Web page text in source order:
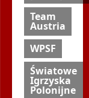
Team
Austria
WPSF
Światowe
Igrzyska
Polonijne